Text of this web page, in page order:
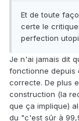
Et de toute
certe le
perfection
Je n'ai jamais dit
fonctionne depuis
correcte. De plus
construction (la
que ça implique)
du "c'est sûr à